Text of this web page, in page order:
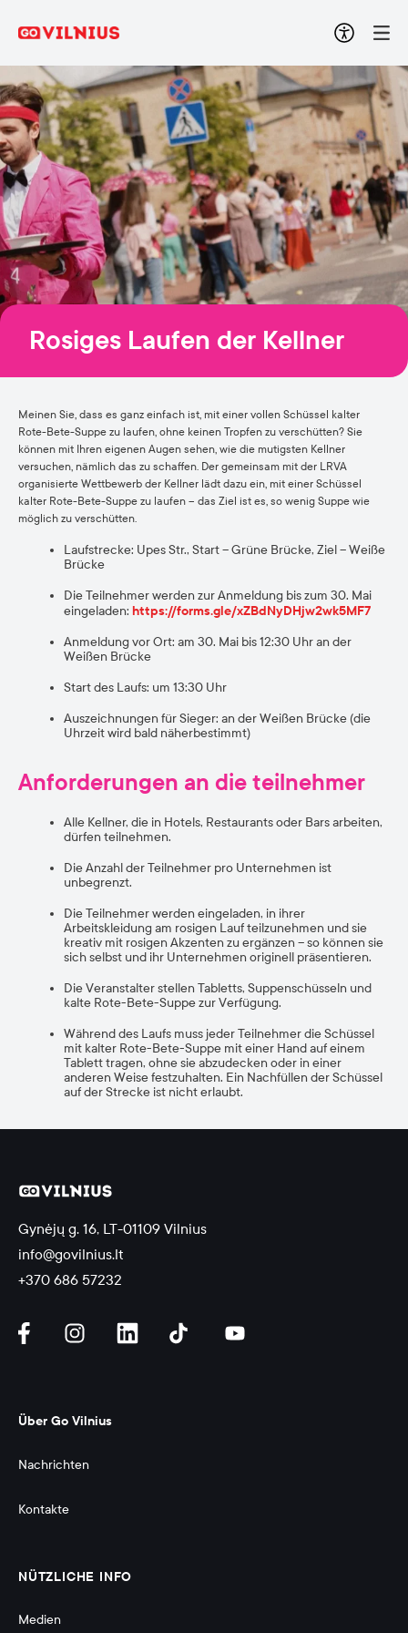
Rosiges Laufen der Kellner
Meinen Sie, dass es ganz einfach ist, mit einer vollen Schüssel kalter
Rote-Bete-Suppe zu laufen, ohne keinen Tropfen zu verschütten? Sie
können mit Ihren eigenen Augen sehen, wie die mutigsten Kellner
versuchen, nämlich das zu schaffen. Der gemeinsam mit der LRVA
organisierte Wettbewerb der Kellner lädt dazu ein, mit einer Schüssel
kalter Rote-Bete-Suppe zu laufen – das Ziel ist es, so wenig Suppe wie
möglich zu verschütten.
Laufstrecke: Upes Str., Start – Grüne Brücke, Ziel – Weiße
Brücke
Die Teilnehmer werden zur Anmeldung bis zum 30. Mai
eingeladen: https://forms.gle/xZBdNyDHjw2wk5MF7
Anmeldung vor Ort: am 30. Mai bis 12:30 Uhr an der
Weißen Brücke
Start des Laufs: um 13:30 Uhr
Auszeichnungen für Sieger: an der Weißen Brücke (die
Uhrzeit wird bald näherbestimmt)
Anforderungen an die teilnehmer
Alle Kellner, die in Hotels, Restaurants oder Bars arbeiten,
dürfen teilnehmen.
Die Anzahl der Teilnehmer pro Unternehmen ist
unbegrenzt.
Die Teilnehmer werden eingeladen, in ihrer
Arbeitskleidung am rosigen Lauf teilzunehmen und sie
kreativ mit rosigen Akzenten zu ergänzen – so können sie
sich selbst und ihr Unternehmen originell präsentieren.
Die Veranstalter stellen Tabletts, Suppenschüsseln und
kalte Rote-Bete-Suppe zur Verfügung.
Während des Laufs muss jeder Teilnehmer die Schüssel
mit kalter Rote-Bete-Suppe mit einer Hand auf einem
Tablett tragen, ohne sie abzudecken oder in einer
anderen Weise festzuhalten. Ein Nachfüllen der Schüssel
auf der Strecke ist nicht erlaubt.
Gynėjų g. 16, LT-01109 Vilnius
info@govilnius.lt
+370 686 57232
Über Go Vilnius
Nachrichten
Kontakte
NÜTZLICHE INFO
Medien